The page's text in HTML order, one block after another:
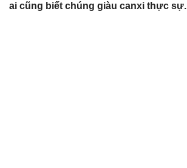
ai cũng biết chúng giàu canxi thực sự.